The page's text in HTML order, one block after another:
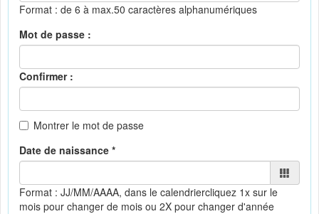
Format : de 6 à max.50 caractères alphanumériques
Mot de passe :
Confirmer :
Montrer le mot de passe
Date de naissance *
Format : JJ/MM/AAAA, dans le calendriercliquez 1x sur le
mois pour changer de mois ou 2X pour changer d'année